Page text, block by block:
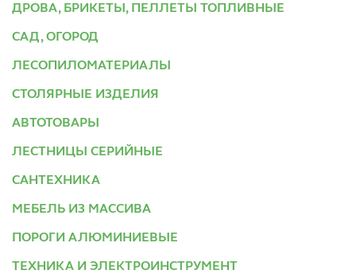
ДРОВА, БРИКЕТЫ, ПЕЛЛЕТЫ ТОПЛИВНЫЕ
САД, ОГОРОД
ЛЕСОПИЛОМАТЕРИАЛЫ
СТОЛЯРНЫЕ ИЗДЕЛИЯ
АВТОТОВАРЫ
ЛЕСТНИЦЫ СЕРИЙНЫЕ
САНТЕХНИКА
МЕБЕЛЬ ИЗ МАССИВА
ПОРОГИ АЛЮМИНИЕВЫЕ
ТЕХНИКА И ЭЛЕКТРОИНСТРУМЕНТ